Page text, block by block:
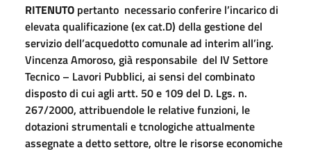
RITENUTO pertanto necessario conferire l’incarico di
elevata qualificazione (ex cat.D) della gestione del
servizio dell’acquedotto comunale ad interim all’ing.
Vincenza Amoroso, già responsabile del IV Settore
Tecnico – Lavori Pubblici, ai sensi del combinato
disposto di cui agli artt. 50 e 109 del D. Lgs. n.
267/2000, attribuendole le relative funzioni, le
dotazioni strumentali e tcnologiche attualmente
assegnate a detto settore, oltre le risorse economiche